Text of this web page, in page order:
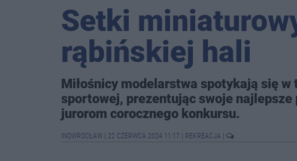
Setki
rąbińskiej hali
Miłośnicy modelarstwa spotykają się
sportowej, prezentując swoje
jurorom corocznego konkursu.
INOWROCŁAW 22 CZERWCA 2024 11:17 REKREACJA